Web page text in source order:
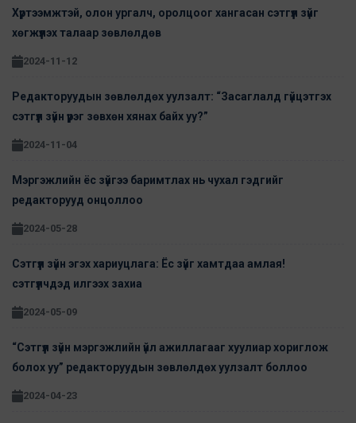
Хүртээмжтэй, олон ургалч, оролцоог хангасан сэтгүүл зүйг
хөгжүүлэх талаар зөвлөлдөв
2024-11-12
Редакторуудын зөвлөлдөх уулзалт: “Засаглалд гүйцэтгэх
сэтгүүл зүйн үүрэг зөвхөн хянах байх уу?”
2024-11-04
Мэргэжлийн ёс зүйгээ баримтлах нь чухал гэдгийг
редакторууд онцоллоо
2024-05-28
Сэтгүүл зүйн эгэх хариуцлага: Ёс зүйг хамтдаа амлая!
сэтгүүлчдэд илгээх захиа
2024-05-09
“Сэтгүүл зүйн мэргэжлийн үйл ажиллагааг хуулиар хориглож
болох уу” редакторуудын зөвлөлдөх уулзалт боллоо
2024-04-23